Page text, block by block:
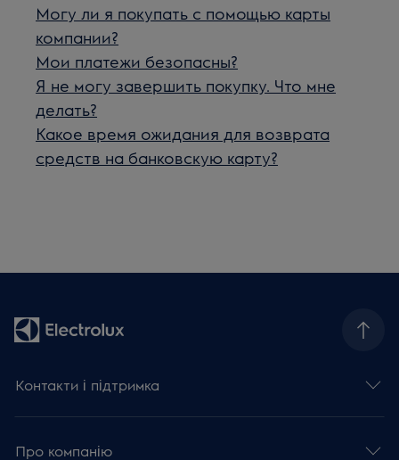
Могу ли я покупать с помощью карты
компании?
Мои платежи безопасны?
Я не могу завершить покупку. Что мне
делать?
Какое время ожидания для возврата
средств на банковскую карту?
Контакти і підтримка
Про компанію